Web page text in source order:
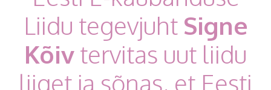
Liidu tegevjuht Signe
Kõiv tervitas uut liidu
liiget ja sõnas, et Eesti